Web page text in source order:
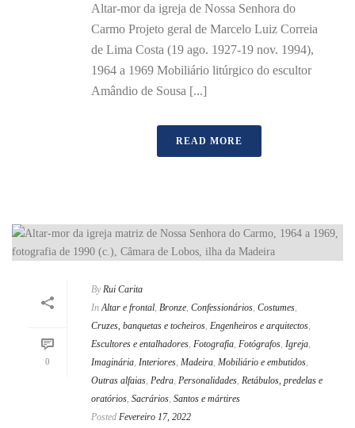
Altar-mor da igreja de Nossa Senhora do
Carmo Projeto geral de Marcelo Luiz Correia
de Lima Costa (19 ago. 1927-19 nov. 1994),
1964 a 1969 Mobiliário litúrgico do escultor
Amândio de Sousa [...]
READ MORE
0
By Rui Carita
In Altar e frontal, Bronze, Confessionários, Costumes,
Cruzes, banquetas e tocheiros, Engenheiros e arquitectos,
Escultores e entalhadores, Fotografia, Fotógrafos, Igreja,
Imaginária, Interiores, Madeira, Mobiliário e embutidos,
Outras alfaias, Pedra, Personalidades, Retábulos, predelas e
oratórios, Sacrários, Santos e mártires
Posted Fevereiro 17, 2022